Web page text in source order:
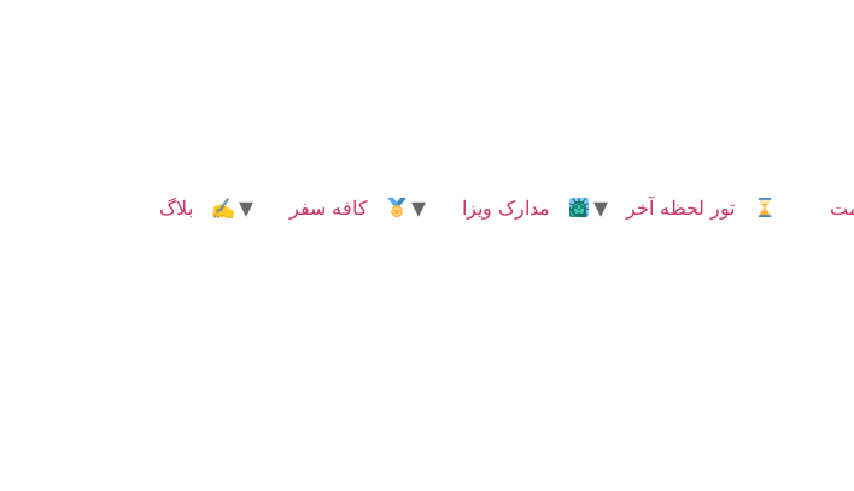
تور لحظه آخر مدارک ویزا کافه سفر ✍ بلاگ